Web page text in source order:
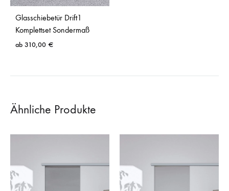
Glasschiebetür Drift1
Komplettset Sondermaß
ab 310,00 €
Ähnliche Produkte